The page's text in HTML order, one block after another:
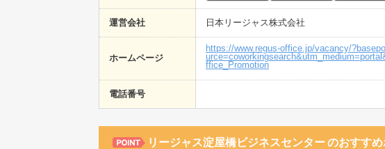
運営会社 日本リージャス株式会社
ホームページ
https://www.regus-office.jp/vacancy/
ffice_Promotion
電話番号
リージャス淀屋橋ビジネスセンターのおすすめ